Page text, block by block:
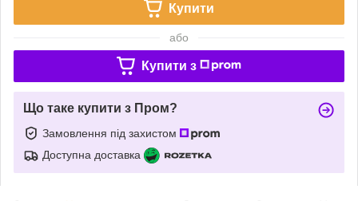
Купити
або
Купити з
Що таке купити з Пром?
Замовлення під захистом
Доступна доставка